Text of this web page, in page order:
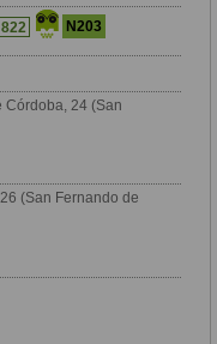
822 N203
Córdoba, 24 (San
(San Fernando de